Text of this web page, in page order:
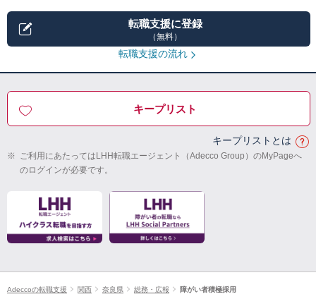
転職支援に登録
（無料）
転職支援の流れ
キープリスト
キープリストとは
※ ご利用にあたってはLHH転職エージェント（Adecco Group）のMyPageへ
のログインが必要です。
Adeccoの転職支援 関西 奈良県 総務・広報 障がい者積極採用